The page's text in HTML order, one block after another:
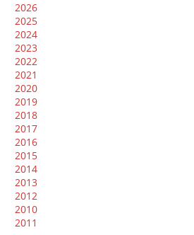
2026
2025
2024
2023
2022
2021
2020
2019
2018
2017
2016
2015
2014
2013
2012
2010
2011